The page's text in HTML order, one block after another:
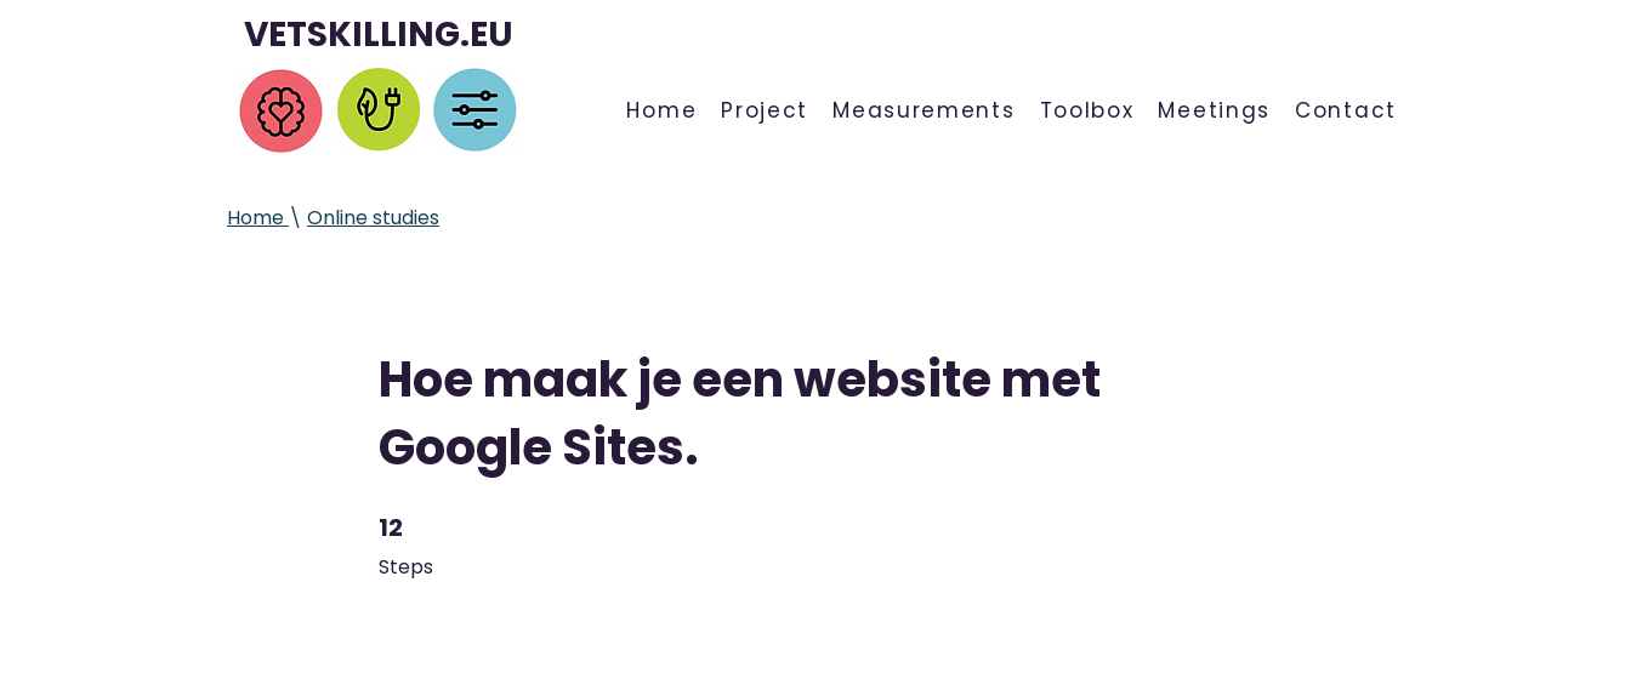
VETSKILLING.EU
Home Project Measurements Toolbox Meetings Contact
Home \ Online studies
Hoe maak je een website met
Google Sites.
12
Steps
12 Steps